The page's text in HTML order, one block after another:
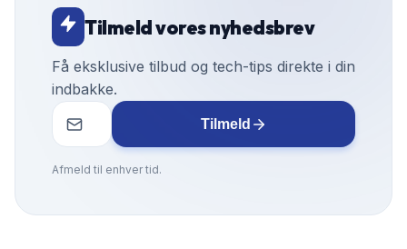
Tilmeld vores nyhedsbrev
Få eksklusive tilbud og tech-tips direkte i din
indbakke.
Tilmeld
Afmeld til enhver tid.